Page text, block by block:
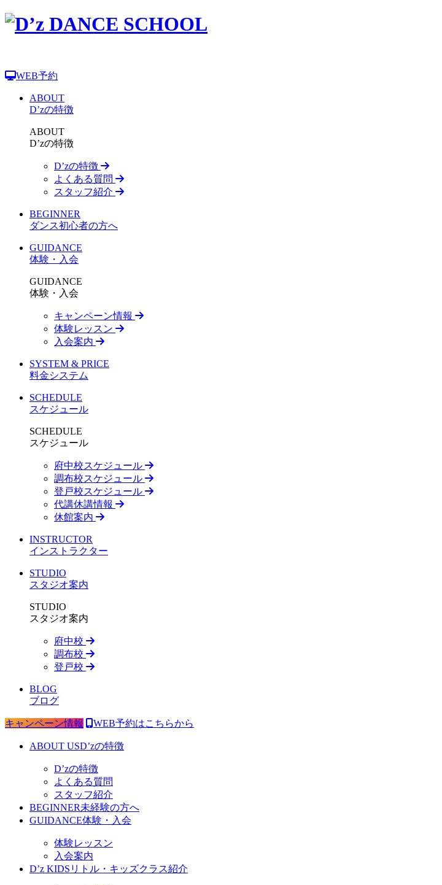
WEB予約
ABOUT
D’zの特徴
ABOUT
D’zの特徴
D’zの特徴
よくある質問
スタッフ紹介
BEGINNER
ダンス初心者の方へ
GUIDANCE
体験・入会
GUIDANCE
体験・入会
キャンペーン情報
体験レッスン
入会案内
SYSTEM & PRICE
料金システム
SCHEDULE
スケジュール
SCHEDULE
スケジュール
府中校スケジュール
調布校スケジュール
登戸校スケジュール
代講休講情報
休館案内
INSTRUCTOR
インストラクター
STUDIO
スタジオ案内
STUDIO
スタジオ案内
府中校
調布校
登戸校
BLOG
ブログ
キャンペーン情報 WEB予約はこちらから
ABOUT USD’zの特徴
D’zの特徴
よくある質問
スタッフ紹介
BEGINNER未経験の方へ
GUIDANCE体験・入会
体験レッスン
入会案内
D’z KIDS リトル・キッズクラス紹介